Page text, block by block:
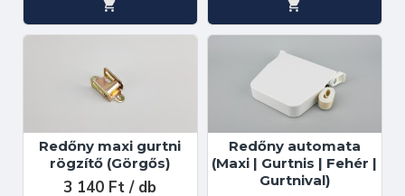
Redőny maxi gurtni
rögzítő (Görgős)
3 140 Ft / db
Redőny automata
(Maxi | Gurtnis | Fehér |
Gurtnival)